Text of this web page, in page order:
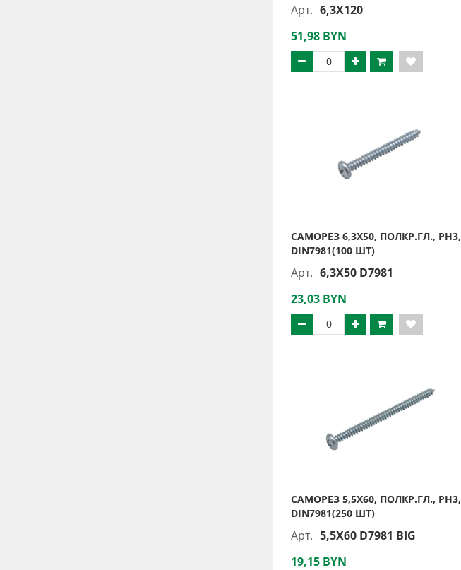
Арт. 6,3X120
51,98 BYN
САМОРЕЗ 6,3Х50, ПОЛКР.ГЛ., PH3,
DIN7981(100 ШТ)
Арт. 6,3X50 D7981
23,03 BYN
САМОРЕЗ 5,5Х60, ПОЛКР.ГЛ., PH3,
DIN7981(250 ШТ)
Арт. 5,5X60 D7981 BIG
19,15 BYN